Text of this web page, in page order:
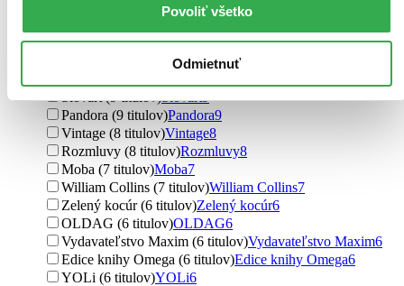
Povoliť všetko
Odmietnuť
i527.net (14 titulov)i527.net14
MERIDIANO-press (12 titulov)MERIDIANO-press12
11
Slovart (9 titulov)Slovart9
Pandora (9 titulov)Pandora9
Vintage (8 titulov)Vintage8
Rozmluvy (8 titulov)Rozmluvy8
Moba (7 titulov)Moba7
William Collins (7 titulov)William Collins7
Zelený kocúr (6 titulov)Zelený kocúr6
OLDAG (6 titulov)OLDAG6
Vydavateľstvo Maxim (6 titulov)Vydavateľstvo Maxim6
Edice knihy Omega (6 titulov)Edice knihy Omega6
YOLi (6 titulov)YOLi6